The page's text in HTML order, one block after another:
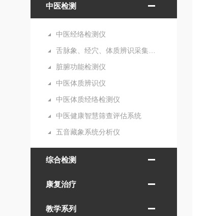
中医检测
中医经络检测仪
脏腑功能检测仪
中医体质辨识仪
中医体质经络检测仪
中医健康智慧筛查评估系统
五音藏象系统分析仪
综合检测
康复治疗
教学系列